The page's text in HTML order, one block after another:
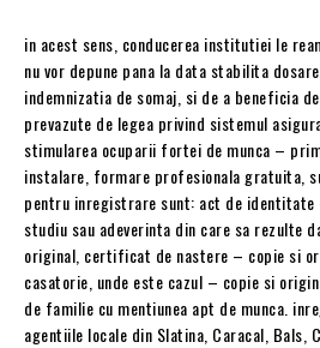
in acest sens, conducerea institutiei le
nu vor depune pana la data stabilita
indemnizatia de somaj, si de a beneficia
prevazute de legea privind sistemul
stimularea ocuparii fortei de munca –
instalare, formare profesionala gratuita,
pentru inregistrare sunt: act de
studiu sau adeverinta din care sa rezulte
original, certificat de nastere – copie si
casatorie, unde este cazul – copie si
de familie cu mentiunea apt de munca.
agentiile locale din Slatina, Caracal, Bals,